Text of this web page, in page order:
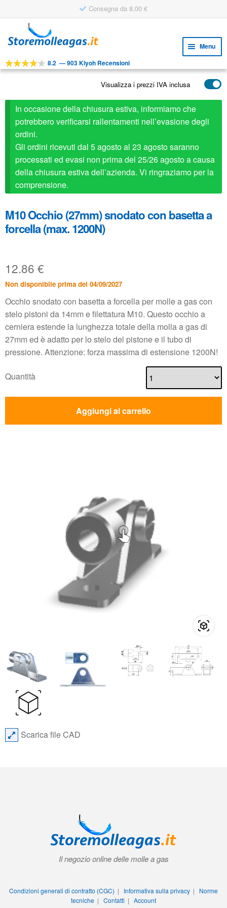
Consegna da 8,00 €
alla
al
Menu
STRUMENTI
il
menu
child
child
APPLICAZIONI
SERVIZIO CLIENTI
child
FAQ
8.2 —903 Kiyoh Recensioni
Visualizza i prezzi IVA inclusa
In occasione della chiusura estiva, informiamo che
potrebbero verificarsi rallentamenti nell’evasione degli
ordini.
Gli ordini ricevuti dal 5 agosto al 23 agosto saranno
processati ed evasi non prima del 25/26 agosto a causa
della chiusura estiva dell’azienda. Vi ringraziamo per la
comprensione.
M10 Occhio (27mm) snodato con basetta a
forcella (max. 1200N)
12.86 €
Non disponibile prima del 04/09/2027
Occhio snodato con basetta a forcella per molle a gas con
stelo pistoni da 14mm e filettatura M10. Questo occhio a
cerniera estende la lunghezza totale della molla a gas di
27mm ed è adatto per lo stelo del pistone e il tubo di
pressione. Attenzione: forza massima di estensione 1200N!
Quantità
Aggiungi al carrello
Scarica file CAD
Il negozio online delle molle a gas
Condizioni generali di contratto (CGC) | Informativa sulla privacy | Norme
tecniche | Contatti | Account